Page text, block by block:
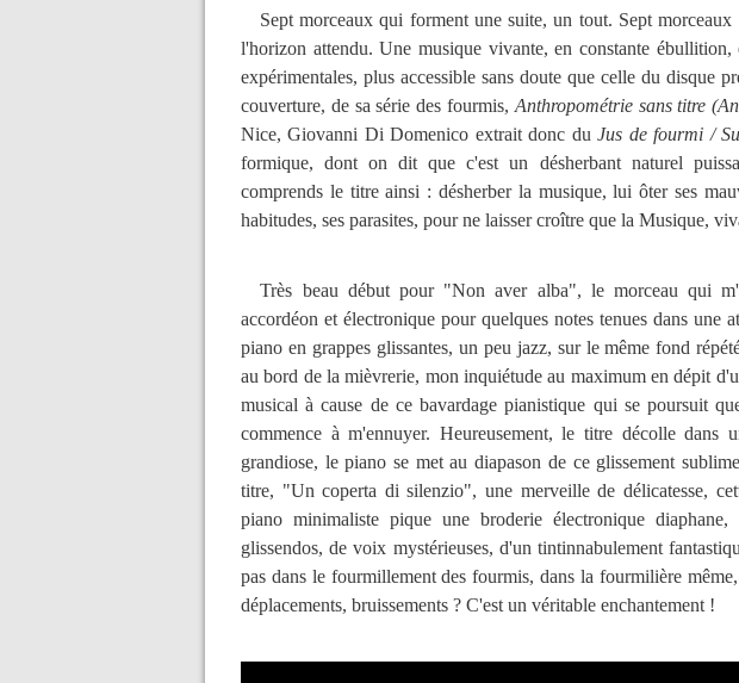
Sept morceaux qui forment une suite, un tout. Sept morceaux
l'horizon attendu. Une musique vivante, en constante ébullition,
expérimentales, plus accessible sans doute que celle du disque
couverture, de sa série des fourmis, Anthropométrie sans titre
Nice, Giovanni Di Domenico extrait donc duJus de fourmi /
formique, dont on dit que c'est un désherbant naturel
comprends le titre ainsi : désherber la musique, lui ôter ses
habitudes, ses parasites, pour ne laisser croître que la Musique,
Très beau début pour "Non aver alba", le morceau qui
accordéon et électronique pour quelques notes tenues dans une
piano en grappes glissantes, un peu jazz, sur le même fond
au bord de la mièvrerie, mon inquiétude au maximum en dépit
musical à cause de ce bavardage pianistique qui se poursuit
commence à m'ennuyer. Heureusement, le titre décolle dans
grandiose, le piano se met au diapason de ce glissement
titre, "Un coperta di silenzio", une merveille de délicatesse,
piano minimaliste pique une broderie électronique
glissendos, de voix mystérieuses, d'un tintinnabulement
pas dans le fourmillement des fourmis, dans la fourmilière
déplacements, bruissements ? C'est un véritable enchantement !